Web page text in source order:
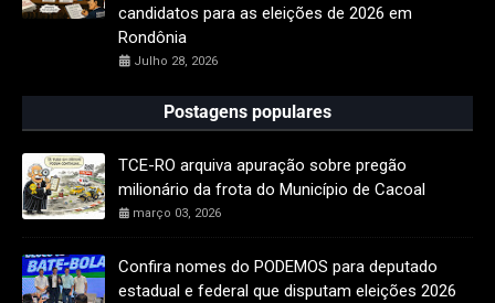
candidatos para as eleições de 2026 em
Rondônia
Julho 28, 2026
Postagens populares
TCE-RO arquiva apuração sobre pregão
milionário da frota do Município de Cacoal
março 03, 2026
Confira nomes do PODEMOS para deputado
estadual e federal que disputam eleições 2026